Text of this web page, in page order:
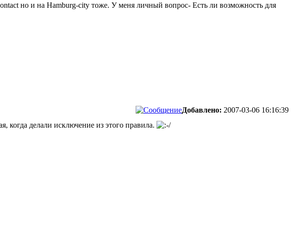
но и на Hamburg-city тоже. У меня личный вопрос- Есть ли возможность для
Добавлено: 2007-03-06 16:16:39
делали исключение из этого правила.